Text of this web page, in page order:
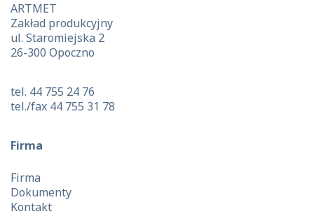
ARTMET
Zakład produkcyjny
ul. Staromiejska 2
26-300 Opoczno
tel. 44 755 24 76
tel./fax 44 755 31 78
Firma
Firma
Dokumenty
Kontakt